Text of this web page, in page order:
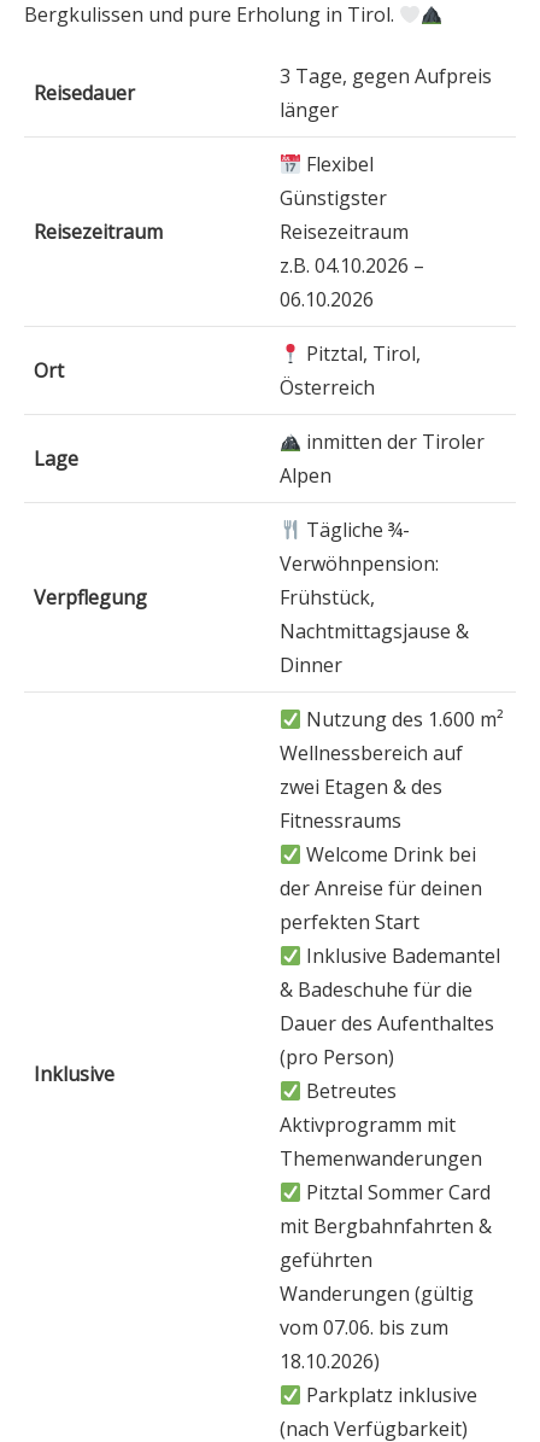
Bergkulissen und pure Erholung in Tirol.
Reisedauer
3 Tage, gegen Aufpreis
länger
Reisezeitraum
Flexibel
Günstigster
Reisezeitraum
z.B. 04.10.2026 –
06.10.2026
Ort
Pitztal, Tirol,
Österreich
Lage
inmitten der Tiroler
Alpen
Verpflegung
Tägliche ¾-
Verwöhnpension:
Frühstück,
Nachtmittagsjause &
Dinner
Inklusive
Nutzung des 1.600 m²
Wellnessbereich auf
zwei Etagen & des
Fitnessraums
Welcome Drink bei
der Anreise für deinen
perfekten Start
Inklusive Bademantel
& Badeschuhe für die
Dauer des Aufenthaltes
(pro Person)
Betreutes
Aktivprogramm mit
Themenwanderungen
Pitztal Sommer Card
mit Bergbahnfahrten &
geführten
Wanderungen (gültig
vom 07.06. bis zum
18.10.2026)
Parkplatz inklusive
(nach Verfügbarkeit)